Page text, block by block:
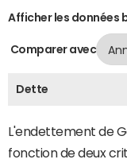
Afficher les données
Comparer avec
Dette
L'endettement de
fonction de deux